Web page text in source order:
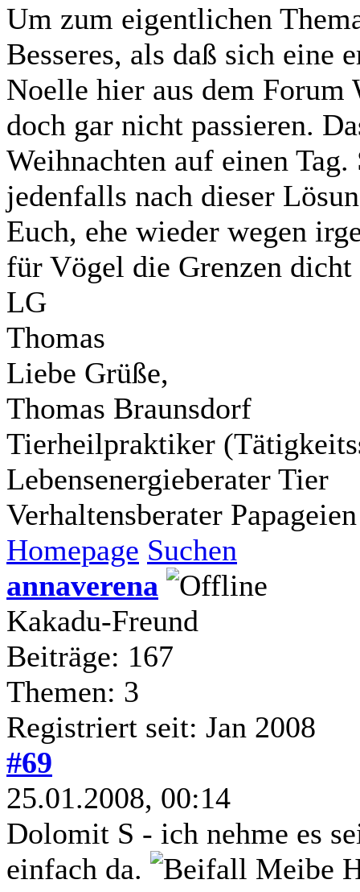
Um zum eigentlichen
Besseres, als daß sich eine
Noelle hier aus dem
doch gar nicht passieren.
Weihnachten auf einen
jedenfalls nach dieser
Euch, ehe wieder wegen
für Vögel die Grenzen dicht
LG
Thomas
Liebe Grüße,
Thomas Braunsdorf
Tierheilpraktiker
Lebensenergieberater Tier
Verhaltensberater Papageien
Homepage Suchen
annaverena
Kakadu-Freund
Beiträge: 167
Themen: 3
Registriert seit: Jan 2008
#69
25.01.2008, 00:14
Dolomit S - ich nehme es
einfach da.
Meibe